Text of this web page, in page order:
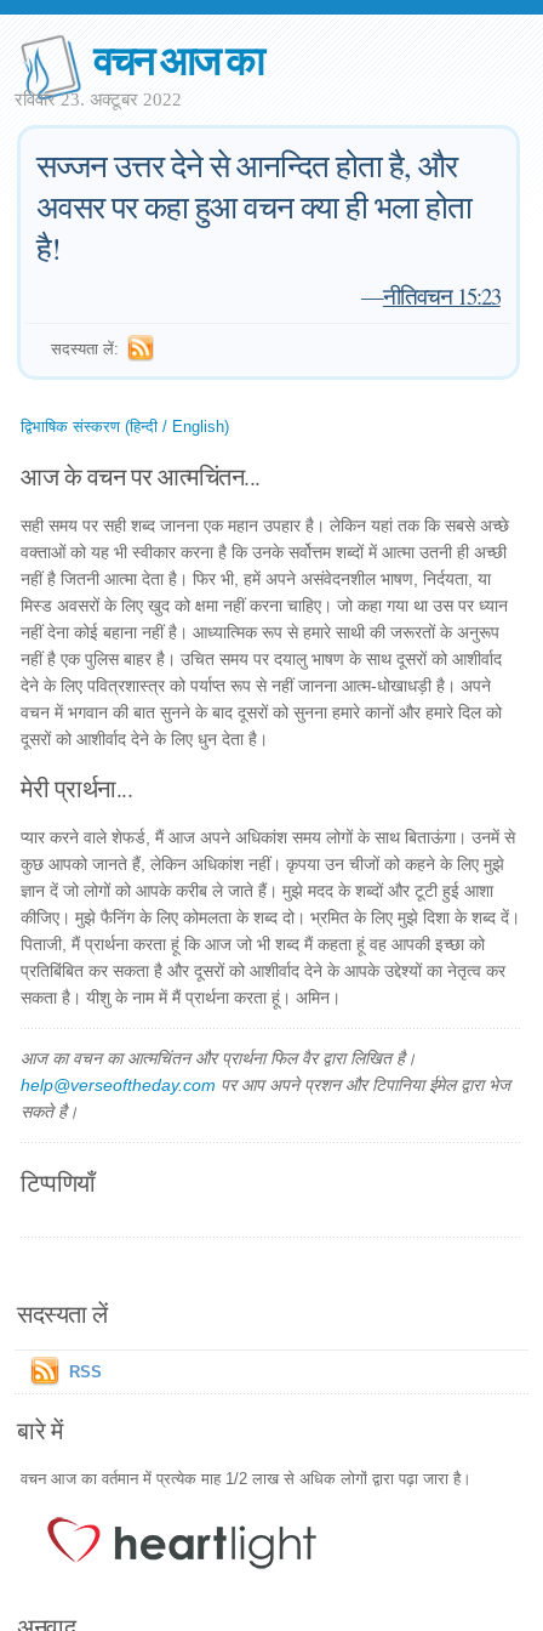
वचन आज का
रविवार 23. अक्टूबर 2022
सज्जन उत्तर देने से आनन्दित होता है, और
अवसर पर कहा हुआ वचन क्या ही भला होता
है!
—नीतिवचन 15:23
सदस्यता लें:
द्विभाषिक संस्करण (हिन्दी / English)
आज के वचन पर आत्मचिंतन...
सही समय पर सही शब्द जानना एक महान उपहार है। लेकिन यहां तक कि सबसे अच्छे
वक्ताओं को यह भी स्वीकार करना है कि उनके सर्वोत्तम शब्दों में आत्मा उतनी ही अच्छी
नहीं है जितनी आत्मा देता है। फिर भी, हमें अपने असंवेदनशील भाषण, निर्दयता, या
मिस्ड अवसरों के लिए खुद को क्षमा नहीं करना चाहिए। जो कहा गया था उस पर ध्यान
नहीं देना कोई बहाना नहीं है। आध्यात्मिक रूप से हमारे साथी की जरूरतों के अनुरूप
नहीं है एक पुलिस बाहर है। उचित समय पर दयालु भाषण के साथ दूसरों को आशीर्वाद
देने के लिए पवित्रशास्त्र को पर्याप्त रूप से नहीं जानना आत्म-धोखाधड़ी है। अपने
वचन में भगवान की बात सुनने के बाद दूसरों को सुनना हमारे कानों और हमारे दिल को
दूसरों को आशीर्वाद देने के लिए धुन देता है।
मेरी प्रार्थना...
प्यार करने वाले शेफर्ड, मैं आज अपने अधिकांश समय लोगों के साथ बिताऊंगा। उनमें से
कुछ आपको जानते हैं, लेकिन अधिकांश नहीं। कृपया उन चीजों को कहने के लिए मुझे
ज्ञान दें जो लोगों को आपके करीब ले जाते हैं। मुझे मदद के शब्दों और टूटी हुई आशा
कीजिए। मुझे फैनिंग के लिए कोमलता के शब्द दो। भ्रमित के लिए मुझे दिशा के शब्द दें।
पिताजी, मैं प्रार्थना करता हूं कि आज जो भी शब्द मैं कहता हूं वह आपकी इच्छा को
प्रतिबिंबित कर सकता है और दूसरों को आशीर्वाद देने के आपके उद्देश्यों का नेतृत्व कर
सकता है। यीशु के नाम में मैं प्रार्थना करता हूं। अमिन।
आज का वचन का आत्मचिंतन और प्रार्थना फिल वैर द्वारा लिखित है।
help@verseoftheday.com पर आप अपने प्रशन और टिपानिया ईमेल द्वारा भेज
सकते है।
टिप्पणियाँ
सदस्यता लें
RSS
बारे में
वचन आज का वर्तमान में प्रत्येक माह 1/2 लाख से अधिक लोगों द्वारा पढ़ा जारा है।